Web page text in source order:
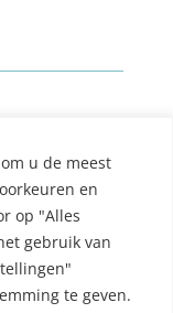
u de meest
en
op "Alles
gebruik van
te geven.